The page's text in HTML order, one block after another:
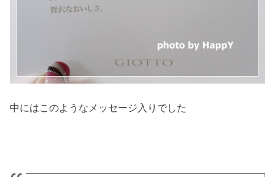
中にはこのようなメッセージ入りでした